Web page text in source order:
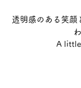
透明感のある笑顔
A